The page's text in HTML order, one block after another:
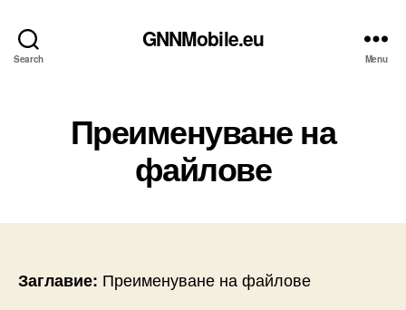
Search
GNNMobile.eu
Menu
Преименуване на
файлове
Заглавие: Преименуване на файлове